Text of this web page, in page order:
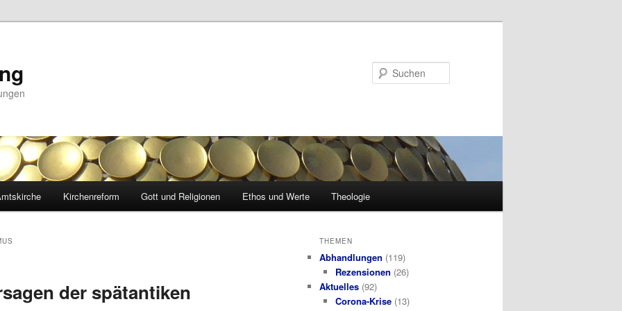
Kirchenreform Gott und Religionen Ethos und Werte Theologie
der spätantiken
THEMEN
Abhandlungen (119)
Rezensionen (26)
Aktuelles (92)
Corona-Krise(13)